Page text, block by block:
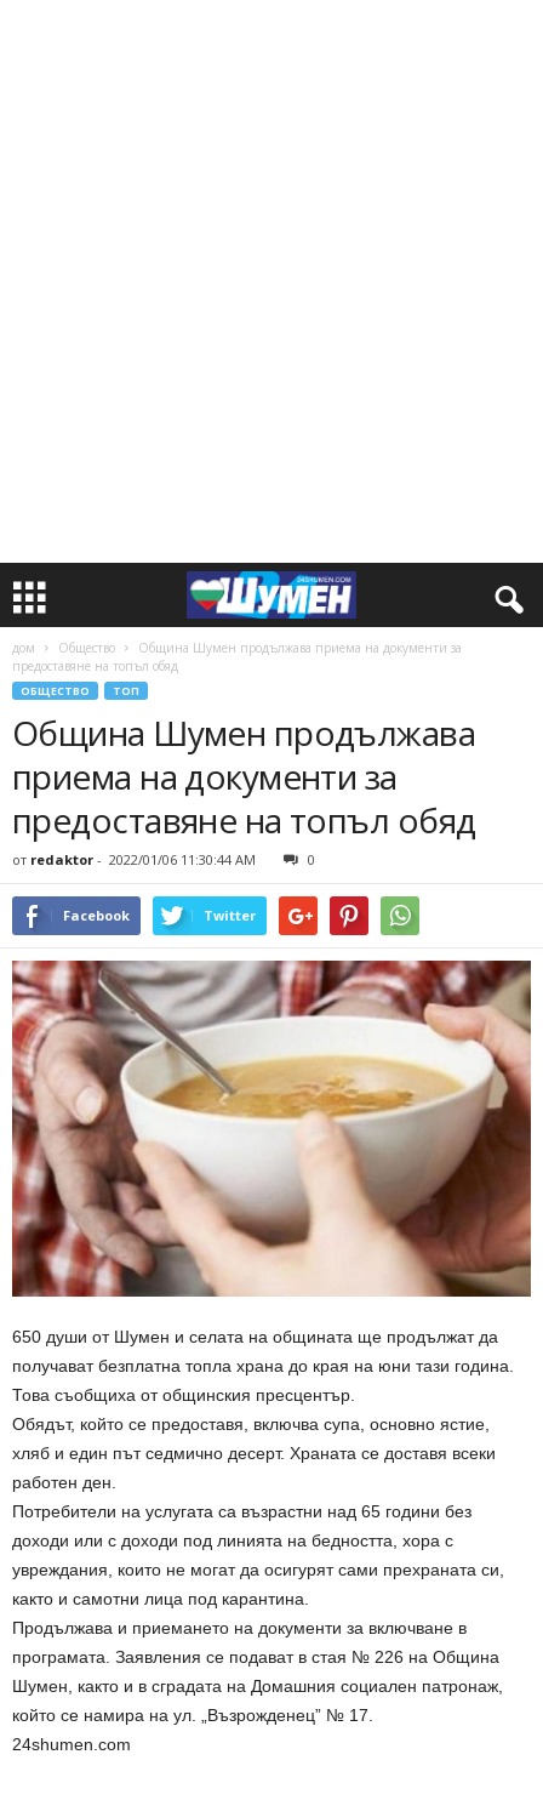
дом Общество
Община Шумен продължава приема на документи за
предоставяне на топъл обяд
ОБЩЕСТВО ТОП
Община Шумен продължава
приема на документи за
предоставяне на топъл обяд
от redaktor - 2022/01/06 11:30:44 AM 0
Facebook Twitter
650 души от Шумен и селата на общината ще продължат да
получават безплатна топла храна до края на юни тази година.
Това съобщиха от общинския пресцентър.
Обядът, който се предоставя, включва супа, основно ястие,
хляб и един път седмично десерт. Храната се доставя всеки
работен ден.
Потребители на услугата са възрастни над 65 години без
доходи или с доходи под линията на бедността, хора с
увреждания, които не могат да осигурят сами прехраната си,
както и самотни лица под карантина.
Продължава и приемането на документи за включване в
програмата. Заявления се подават в стая № 226 на Община
Шумен, както и в сградата на Домашния социален патронаж,
който се намира на ул. „Възрожденец” № 17.
24shumen.com